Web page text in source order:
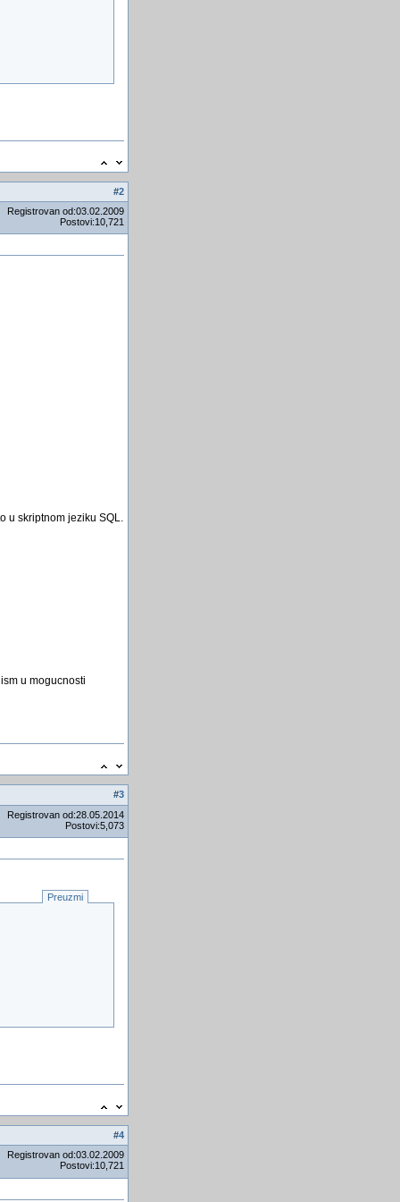
#2
Registrovan od:03.02.2009
Postovi:10,721
u skriptnom jeziku SQL.
u mogucnosti
#3
Registrovan od:28.05.2014
Postovi:5,073
Preuzmi
#4
Registrovan od:03.02.2009
Postovi:10,721